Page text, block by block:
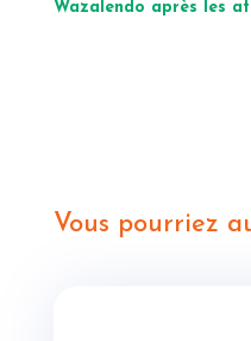
Wazalendo après les
Vous pourriez